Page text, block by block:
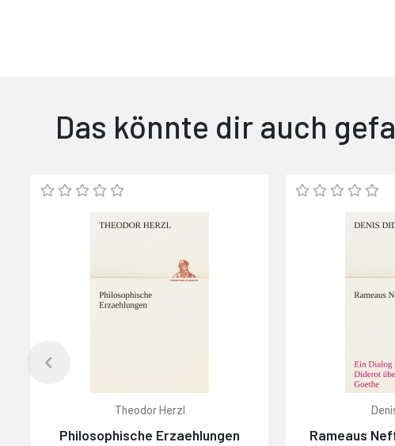
Das könnte dir auch
Theodor Herzl
Philosophische Erzaehlungen Rameaus